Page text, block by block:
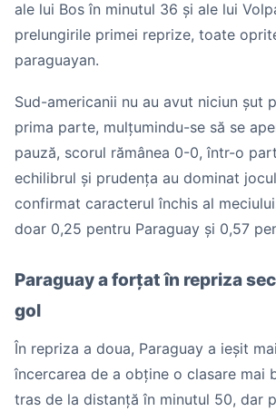
ale lui Bos în minutul 36 și ale lui
prelungirile primei reprize, toate
paraguayan.
Sud-americanii nu au avut niciun șut
prima parte, mulțumindu-se să se
pauză, scorul rămânea 0-0, într-o
echilibrul și prudența au dominat
confirmat caracterul închis al
doar 0,25 pentru Paraguay și 0,57
Paraguay a forțat în repriza
gol
În repriza a doua, Paraguay a ieșit
încercarea de a obține o clasare mai
tras de la distanță în minutul 50, dar